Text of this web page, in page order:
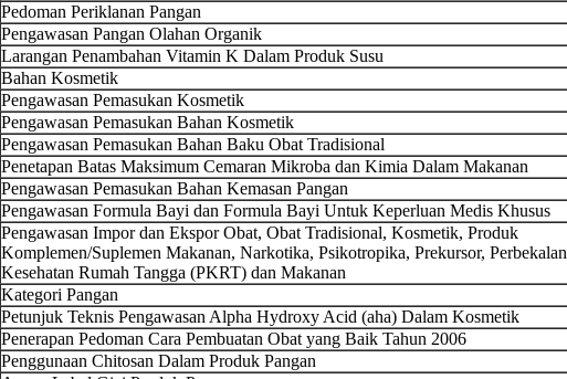
Pedoman Periklanan Pangan
Pengawasan Pangan Olahan Organik
Larangan Penambahan Vitamin K Dalam Produk Susu
Bahan Kosmetik
Pengawasan Pemasukan Kosmetik
Pengawasan Pemasukan Bahan Kosmetik
Pengawasan Pemasukan Bahan Baku Obat Tradisional
Penetapan Batas Maksimum Cemaran Mikroba dan Kimia Dalam Makanan
Pengawasan Pemasukan Bahan Kemasan Pangan
Pengawasan Formula Bayi dan Formula Bayi Untuk Keperluan Medis Khusus
Pengawasan Impor dan Ekspor Obat, Obat Tradisional, Kosmetik, Produk
Komplemen/Suplemen Makanan, Narkotika, Psikotropika, Prekursor, Perbekalan
Kesehatan Rumah Tangga (PKRT) dan Makanan
Kategori Pangan
Petunjuk Teknis Pengawasan Alpha Hydroxy Acid (aha) Dalam Kosmetik
Penerapan Pedoman Cara Pembuatan Obat yang Baik Tahun 2006
Penggunaan Chitosan Dalam Produk Pangan